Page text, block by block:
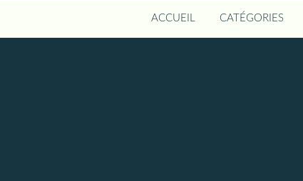
ACCUEIL CATÉGORIES